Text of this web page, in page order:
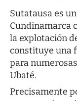
Sutatausa es
Cundinamarca
la explotación
constituye una
para
Ubaté.
Precisamente